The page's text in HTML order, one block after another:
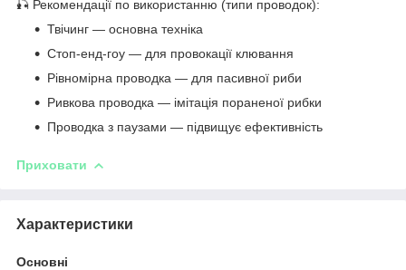
🎣 Рекомендації по використанню (типи проводок):
Твічинг — основна техніка
Стоп-енд-гоу — для провокації клювання
Рівномірна проводка — для пасивної риби
Ривкова проводка — імітація пораненої рибки
Проводка з паузами — підвищує ефективність
Приховати
Характеристики
Основні